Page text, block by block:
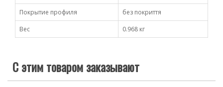
Покрытие профиля
без покриття
Вес
0.968 кг
С этим товаром заказывают